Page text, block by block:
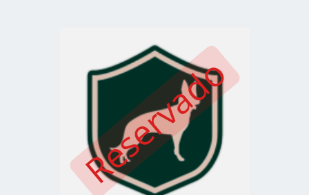
Reservado